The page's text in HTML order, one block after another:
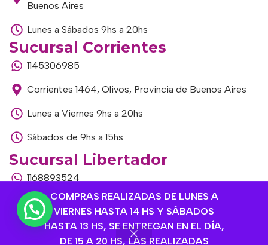
COMPRAS REALIZADAS DE LUNES A
VIERNES HASTA 14 HS Y SÁBADOS
HASTA 13 HS, SE ENTREGAN EN EL DÍA,
DE 15 A 20 HS, LAS REALIZADAS
Buenos Aires
Lunes a Sábados 9hs a 20hs
Sucursal Corrientes
1145306985
Corrientes 1464, Olivos, Provincia de Buenos Aires
Lunes a Viernes 9hs a 20hs
Sábados de 9hs a 15hs
Sucursal Libertador
1168893524
Av. del Libertador 1915, Vte. López, Provincia de
Buenos Aires
Lunes a Viernes de 9hs a 13hs / 16hs a 20hs